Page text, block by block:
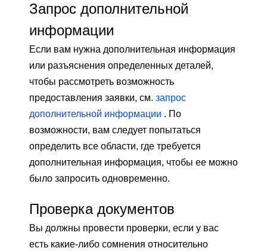
Запрос дополнительной
информации
Если вам нужна дополнительная информация
или разъяснения определенных деталей,
чтобы рассмотреть возможность
предоставления заявки, см. запрос
дополнительной информации . По
возможности, вам следует попытаться
определить все области, где требуется
дополнительная информация, чтобы ее можно
было запросить одновременно.
Проверка документов
Вы должны провести проверки, если у вас
есть какие-либо сомнения относительно